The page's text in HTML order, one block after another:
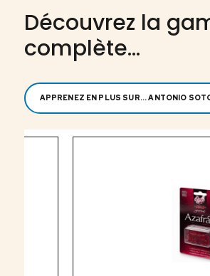
Découvrez la
complète...
APPRENEZ EN PLUS SUR... ANTONIO